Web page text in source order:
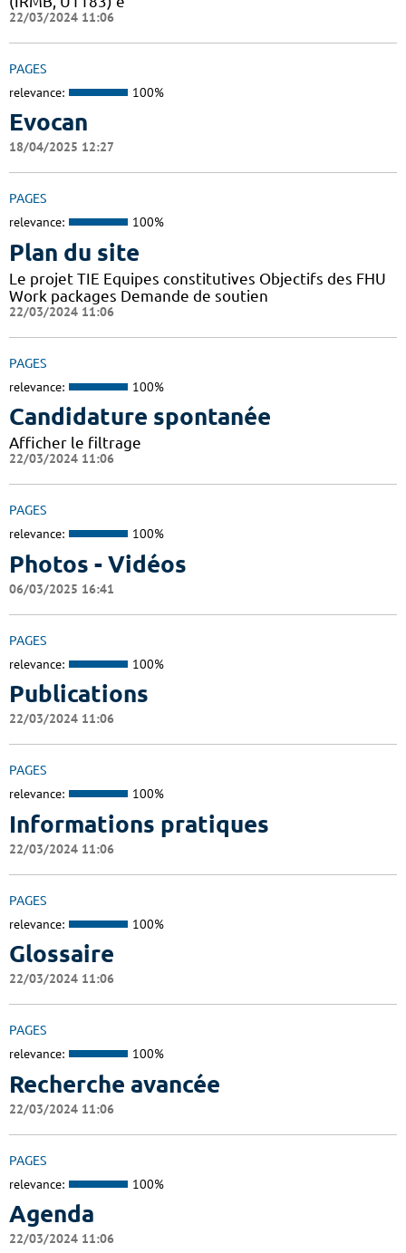
22/03/2024 11:06
PAGES
relevance: 100%
Evocan
18/04/2025 12:27
PAGES
relevance: 100%
Plan du site
Le projet TIE Equipes constitutives Objectifs des FHU
Work packages Demande de soutien
22/03/2024 11:06
PAGES
relevance: 100%
Candidature spontanée
Afficher le filtrage
22/03/2024 11:06
PAGES
relevance: 100%
Photos - Vidéos
06/03/2025 16:41
PAGES
relevance: 100%
Publications
22/03/2024 11:06
PAGES
relevance: 100%
Informations pratiques
22/03/2024 11:06
PAGES
relevance: 100%
Glossaire
22/03/2024 11:06
PAGES
relevance: 100%
Recherche avancée
22/03/2024 11:06
PAGES
relevance: 100%
Agenda
22/03/2024 11:06